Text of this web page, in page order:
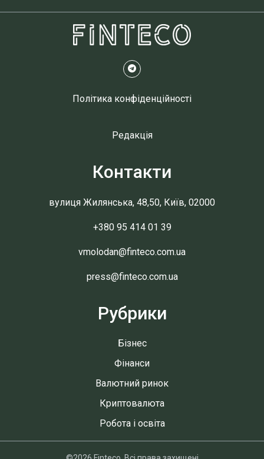
Політика конфіденційності
Редакція
Контакти
вулиця Жилянська, 48,50, Київ, 02000
+380 95 414 01 39
vmolodan@finteco.com.ua
press@finteco.com.ua
Рубрики
Бізнес
Фінанси
Валютний ринок
Криптовалюта
Робота і освіта